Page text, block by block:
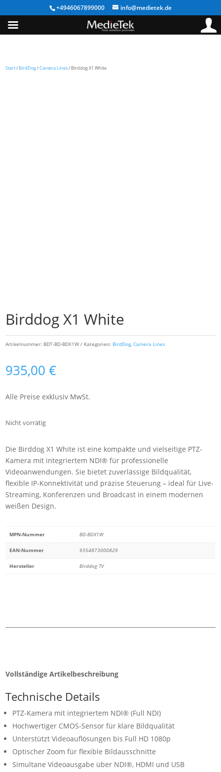
+4946067899000 info@medietek.de
Start/ BirdDog/Camera Lines/ Birddog X1 White
Birddog X1 White
Artikelnummer: BDT-BD-BDX1W Kategorien: BirdDog,Camera Lines
935,00€
Alle Preise exklusiv MwSt.
Nicht vorrätig
Die Birddog X1 White ist eine kompakte und vielseitige PTZ-
Kamera mit integriertem NDI® für professionelle
Videoanwendungen. Sie bietet zuverlässige Bildqualität,
flexible IP-Konnektivität und präzise Steuerung – ideal für Live-
Streaming, Konferenzen und Broadcast in einem modernen
weißen Design.
MPN-Nummer BD-BDX1W
EAN-Nummer 9354873000829
Hersteller Birddog TV
Vollständige Artikelbeschreibung
Technische Details
PTZ-Kamera mit integriertem NDI® (Full NDI)
Hochwertiger CMOS-Sensor für klare Bildqualität
Unterstützt Videoauflösungen bis Full HD 1080p
Optischer Zoom für flexible Bildausschnitte
Simultane Videoausgabe über NDI®, HDMI und USB